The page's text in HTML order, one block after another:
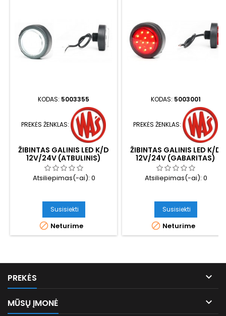
KODAS: 5003355
PREKĖS ŽENKLAS:
ŽIBINTAS GALINIS LED K/D
12V/24V (ATBULINIS)
Atsiliepimas(-ai): 0
Susisiekti
 Neturime
KODAS: 5003001
PREKĖS ŽENKLAS:
ŽIBINTAS GALINIS LED K/D
12V/24V (GABARITAS)
Atsiliepimas(-ai): 0
Susisiekti
 Neturime
PREKĖS 
MŪSŲ ĮMONĖ 